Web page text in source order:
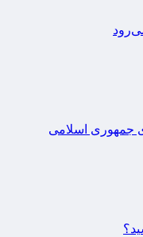
جمهوری اسلامی